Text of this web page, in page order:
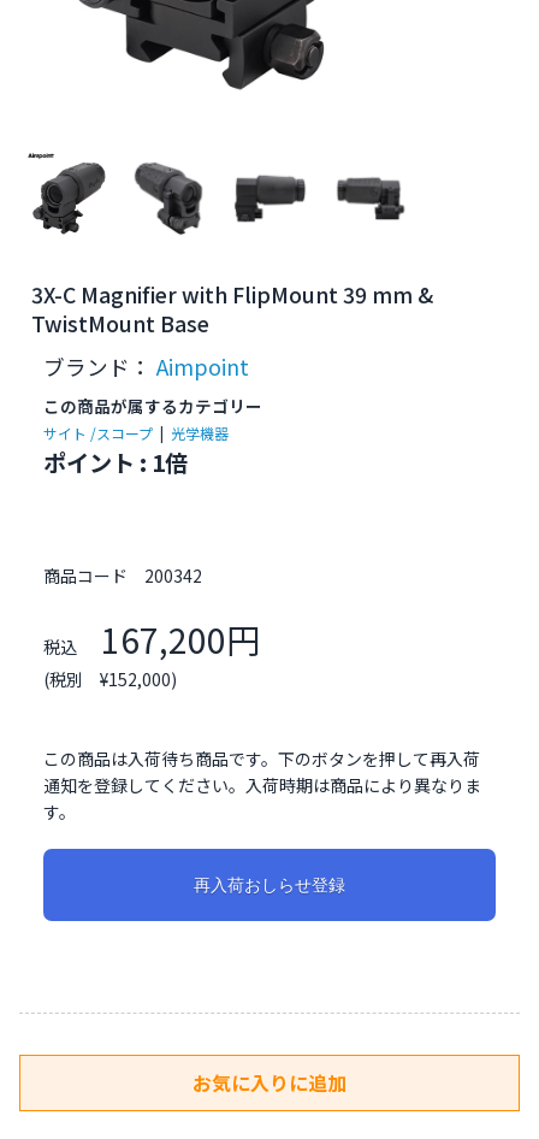
3X-C Magnifier with FlipMount 39 mm &
TwistMount Base
ブランド： Aimpoint
この商品が属するカテゴリー
サイト /スコープ | 光学機器
ポイント : 1倍
商品コード 200342
税込 167,200円
(税別 ¥152,000)
この商品は入荷待ち商品です。下のボタンを押して再入荷
通知を登録してください。入荷時期は商品により異なりま
す。
再入荷おしらせ登録